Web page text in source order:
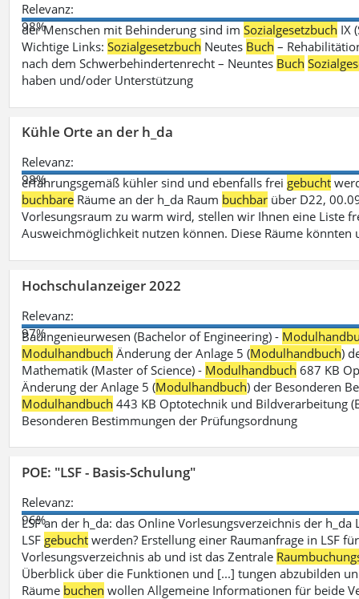
Relevanz:
98%
der Menschen mit Behinderung sind imSozialgesetzbuch IX
Wichtige Links:Sozialgesetzbuch Neutes Buch –
nach dem Schwerbehindertenrecht – Neuntes Buch
haben und/oder Unterstützung
Kühle Orte an der h_da
Relevanz:
98%
erfahrungsgemäß kühler sind und ebenfalls frei gebucht
buchbare Räume an der h_da Raum buchbar über D22,
Vorlesungsraum zu warm wird, stellen wir Ihnen eine Liste
Ausweichmöglichkeit nutzen können. Diese Räume könnten
Hochschulanzeiger 2022
Relevanz:
97%
Bauingenieurwesen (Bachelor of Engineering) -
Modulhandbuch Änderung der Anlage 5 (Modulhandbuch)
Mathematik (Master of Science) - Modulhandbuch 687 KB
Änderung der Anlage 5 (Modulhandbuch) der Besonderen
Modulhandbuch 443 KB Optotechnik und Bildverarbeitung
Besonderen Bestimmungen der Prüfungsordnung
POE: "LSF - Basis-Schulung"
Relevanz:
96%
LSF an der h_da: das Online Vorlesungsverzeichnis der h_da
LSF gebucht werden? Erstellung einer Raumanfrage in LSF
Vorlesungsverzeichnis ab und ist das Zentrale
Überblick über die Funktionen und [...] tungen abzubilden
Räume buchen wollen Allgemeine Informationen für beide